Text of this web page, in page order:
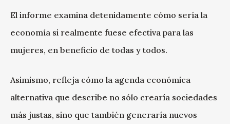
El informe examina detenidamente cómo sería la
economía si realmente fuese efectiva para las
mujeres, en beneficio de todas y todos.
Asimismo, refleja cómo la agenda económica
alternativa que describe no sólo crearía sociedades
más justas, sino que también generaría nuevos